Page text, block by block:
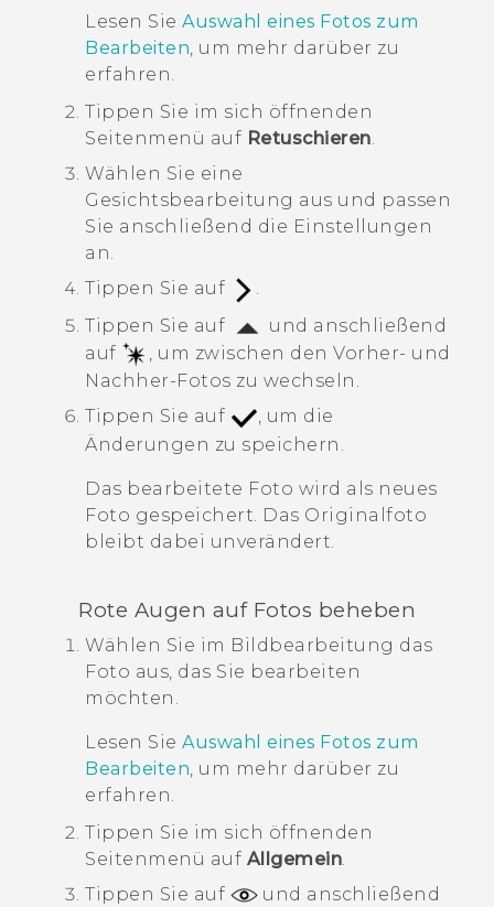
Lesen Sie Auswahl eines Fotos zum
Bearbeiten, um mehr darüber zu
erfahren.
Tippen Sie im sich öffnenden
Seitenmenü auf Retuschieren.
Wählen Sie eine
Gesichtsbearbeitung aus und passen
Sie anschließend die Einstellungen
an.
Tippen Sie auf
.
Tippen Sie auf
und anschließend
auf
, um zwischen den Vorher- und
Nachher-Fotos zu wechseln.
Tippen Sie auf
, um die
Änderungen zu speichern.
Das bearbeitete Foto wird als neues
Foto gespeichert. Das Originalfoto
bleibt dabei unverändert.
Rote Augen auf Fotos beheben
Wählen Sie im Bildbearbeitung das
Foto aus, das Sie bearbeiten
möchten.
Lesen Sie Auswahl eines Fotos zum
Bearbeiten, um mehr darüber zu
erfahren.
Tippen Sie im sich öffnenden
Seitenmenü auf Allgemein.
Tippen Sie auf
und anschließend